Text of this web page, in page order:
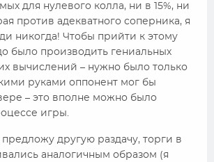
для нулевого колла, ни в 15%, ни
против адекватного соперника, я
никогда! Чтобы прийти к этому
было производить гениальных
вычислений – нужно было только
руками оппонент мог бы
– это вполне можно было
игры.
другую раздачу, торги в
аналогичным образом (я